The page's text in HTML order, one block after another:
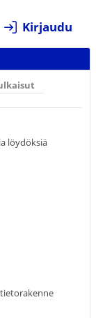
Kirjaudu
löydöksiä